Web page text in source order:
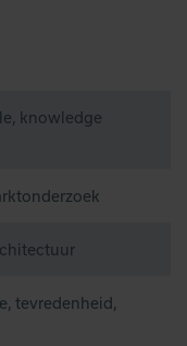
knowledge
tevredenheid,